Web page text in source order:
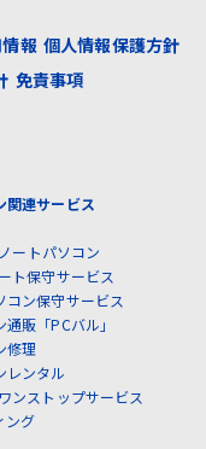
報 個人情報保護方針
免責事項
関連サービス
ートパソコン
ト保守サービス
コン保守サービス
販「PCバル」
修理
レンタル
ンストップサービス
ング